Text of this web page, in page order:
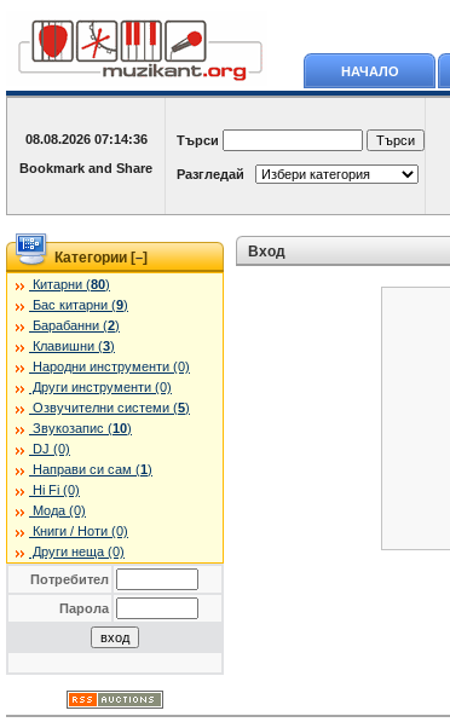
НАЧАЛО
08.08.2026 07:14:36 Търси
Разгледай
Категории [–]
Китарни (80)
Бас китарни (9)
Барабанни (2)
Клавишни (3)
Народни инструменти (0)
Други инструменти (0)
Озвучителни системи (5)
Звукозапис (10)
DJ (0)
Направи си сам (1)
Hi Fi (0)
Мода (0)
Книги / Ноти (0)
Други неща (0)
Потребител
Парола
Вход